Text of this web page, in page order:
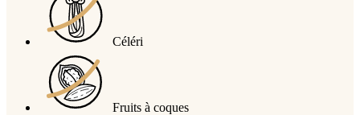
Céléri
Fruits à coques